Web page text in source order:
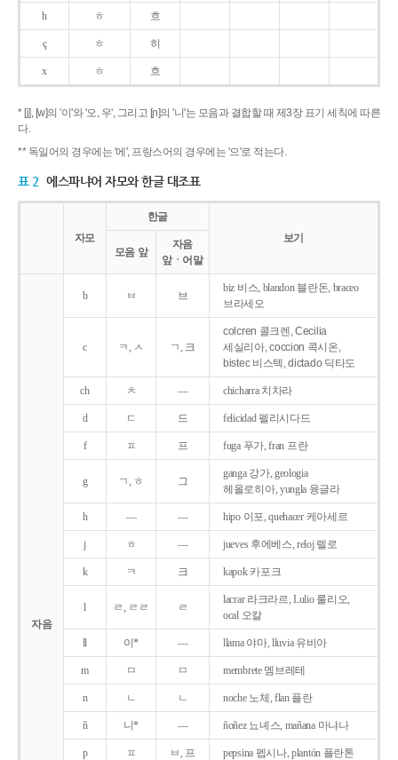
h ㅎ 흐
ç ㅎ 히
x ㅎ 흐
* [j], [w]의 '이'와 '오, 우', 그리고 [ɲ]의 '니'는 모음과 결합할 때 제3장 표기 세칙에 따른
다.
** 독일어의 경우에는 '에', 프랑스어의 경우에는 '으'로 적는다.
표 2 에스파냐어 자모와 한글 대조표
자모
한글
보기
모음 앞
자음
앞ㆍ어말
자음
b ㅂ 브
biz 비스, blandon 블란돈, braceo
브라세오
c ㅋ, ㅅ ㄱ, 크
colcren 콜크렌, Cecilia
세실리아, coccion 콕시온,
bistec 비스텍, dictado 딕타도
ch ㅊ ― chicharra 치차라
d ㄷ 드 felicidad 펠리시다드
f ㅍ 프 fuga 푸가, fran 프란
g ㄱ, ㅎ 그
ganga 강가, geologia
헤올로히아, yungla 융글라
h ― ― hipo 이포, quehacer 케아세르
j ㅎ ― jueves 후에베스, reloj 렐로
k ㅋ 크 kapok 카포크
l ㄹ, ㄹㄹ ㄹ
lacrar 라크라르, Lulio 룰리오,
ocal 오칼
ll 이* ― llama 야마, lluvia 유비아
m ㅁ ㅁ membrete 멤브레테
n ㄴ ㄴ noche 노체, flan 플란
ñ 니* ― ñoñez 뇨녜스, mañana 마냐나
p ㅍ ㅂ, 프 pepsina 펩시나, plantón 플란톤